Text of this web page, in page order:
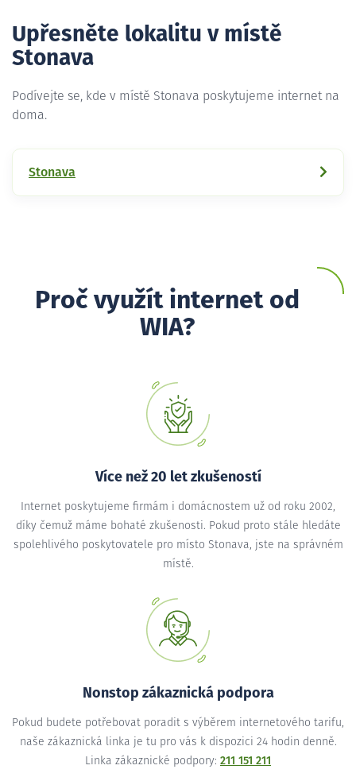
Upřesněte lokalitu v místě
Stonava
Podívejte se, kde v místě Stonava poskytujeme internet na
doma.
Stonava
Proč využít internet od
WIA?
Více než 20 let zkušeností
Internet poskytujeme firmám i domácnostem už od roku 2002,
díky čemuž máme bohaté zkušenosti. Pokud proto stále hledáte
spolehlivého poskytovatele pro místo Stonava, jste na správném
místě.
Nonstop zákaznická podpora
Pokud budete potřebovat poradit s výběrem internetového tarifu,
naše zákaznická linka je tu pro vás k dispozici 24 hodin denně.
Linka zákaznické podpory: 211 151 211